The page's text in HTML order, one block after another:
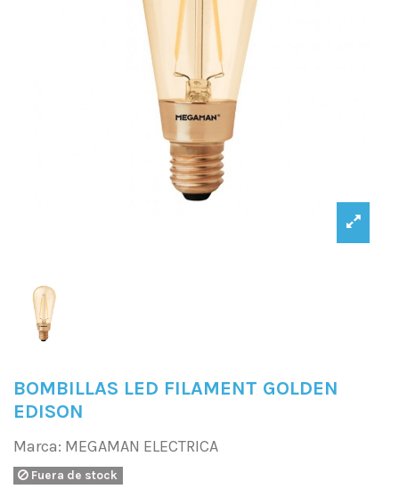
BOMBILLAS LED FILAMENT GOLDEN
EDISON
Marca: MEGAMAN ELECTRICA
Fuera de stock